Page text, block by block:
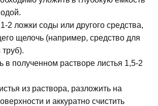
2 ложки соды или другого средства,
щелочь (например, средство для
труб).
в полученном растворе листья 1,5-2
из раствора, разложить на
и аккуратно счистить